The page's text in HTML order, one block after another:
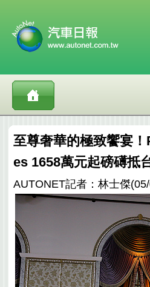
至尊奢華的極致饗宴
es 1658萬元起磅礡抵
AUTONET記者：林士傑